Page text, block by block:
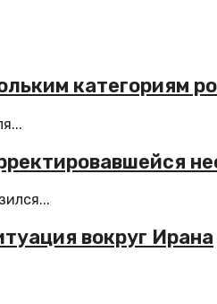
категориям
вокруг Ирана